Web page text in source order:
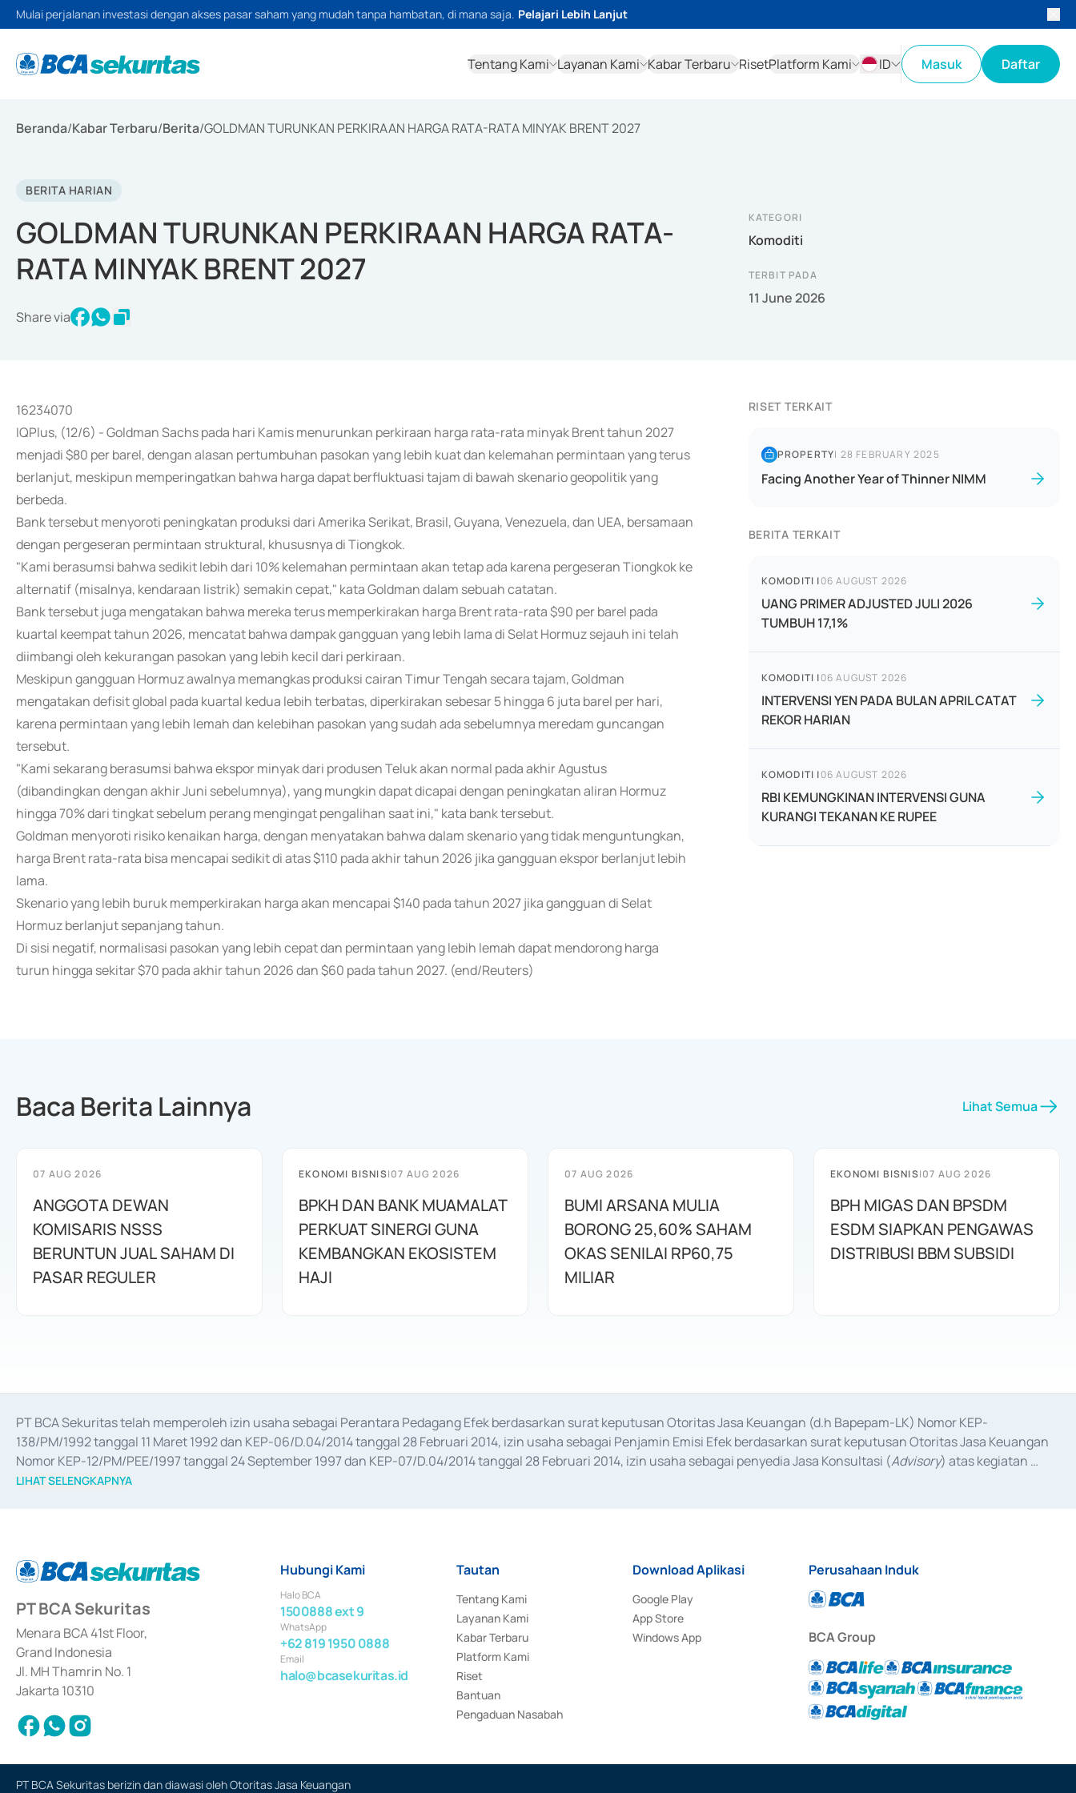
Mulai perjalanan investasi dengan akses pasar saham yang mudah tanpa hambatan, di mana saja. Pelajari Lebih Lanjut
Tentang Kami Layanan Kami Kabar Terbaru RisetPlatform Kami
ID
Masuk Daftar
Beranda/Kabar Terbaru/Berita/GOLDMAN TURUNKAN PERKIRAAN HARGA RATA-RATA MINYAK BRENT 2027
BERITA HARIAN
GOLDMAN TURUNKAN PERKIRAAN HARGA RATA-
RATA MINYAK BRENT 2027
Share via
KATEGORI
Komoditi
TERBIT PADA
11 June 2026
16234070
IQPlus, (12/6) - Goldman Sachs pada hari Kamis menurunkan perkiraan harga rata-rata minyak Brent tahun 2027
menjadi $80 per barel, dengan alasan pertumbuhan pasokan yang lebih kuat dan kelemahan permintaan yang terus
berlanjut, meskipun memperingatkan bahwa harga dapat berfluktuasi tajam di bawah skenario geopolitik yang
berbeda.
Bank tersebut menyoroti peningkatan produksi dari Amerika Serikat, Brasil, Guyana, Venezuela, dan UEA, bersamaan
dengan pergeseran permintaan struktural, khususnya di Tiongkok.
"Kami berasumsi bahwa sedikit lebih dari 10% kelemahan permintaan akan tetap ada karena pergeseran Tiongkok ke
alternatif (misalnya, kendaraan listrik) semakin cepat," kata Goldman dalam sebuah catatan.
Bank tersebut juga mengatakan bahwa mereka terus memperkirakan harga Brent rata-rata $90 per barel pada
kuartal keempat tahun 2026, mencatat bahwa dampak gangguan yang lebih lama di Selat Hormuz sejauh ini telah
diimbangi oleh kekurangan pasokan yang lebih kecil dari perkiraan.
Meskipun gangguan Hormuz awalnya memangkas produksi cairan Timur Tengah secara tajam, Goldman
mengatakan defisit global pada kuartal kedua lebih terbatas, diperkirakan sebesar 5 hingga 6 juta barel per hari,
karena permintaan yang lebih lemah dan kelebihan pasokan yang sudah ada sebelumnya meredam guncangan
tersebut.
"Kami sekarang berasumsi bahwa ekspor minyak dari produsen Teluk akan normal pada akhir Agustus
(dibandingkan dengan akhir Juni sebelumnya), yang mungkin dapat dicapai dengan peningkatan aliran Hormuz
hingga 70% dari tingkat sebelum perang mengingat pengalihan saat ini," kata bank tersebut.
Goldman menyoroti risiko kenaikan harga, dengan menyatakan bahwa dalam skenario yang tidak menguntungkan,
harga Brent rata-rata bisa mencapai sedikit di atas $110 pada akhir tahun 2026 jika gangguan ekspor berlanjut lebih
lama.
Skenario yang lebih buruk memperkirakan harga akan mencapai $140 pada tahun 2027 jika gangguan di Selat
Hormuz berlanjut sepanjang tahun.
Di sisi negatif, normalisasi pasokan yang lebih cepat dan permintaan yang lebih lemah dapat mendorong harga
turun hingga sekitar $70 pada akhir tahun 2026 dan $60 pada tahun 2027. (end/Reuters)
RISET TERKAIT
PROPERTY| 28 FEBRUARY 2025
Facing Another Year of Thinner NIMM
BERITA TERKAIT
KOMODITI |06 AUGUST 2026
UANG PRIMER ADJUSTED JULI 2026
TUMBUH 17,1%
KOMODITI |06 AUGUST 2026
INTERVENSI YEN PADA BULAN APRIL CATAT
REKOR HARIAN
KOMODITI |06 AUGUST 2026
RBI KEMUNGKINAN INTERVENSI GUNA
KURANGI TEKANAN KE RUPEE
Baca Berita Lainnya Lihat Semua
07 AUG 2026
ANGGOTA DEWAN
KOMISARIS NSSS
BERUNTUN JUAL SAHAM DI
PASAR REGULER
EKONOMI BISNIS|07 AUG 2026
BPKH DAN BANK MUAMALAT
PERKUAT SINERGI GUNA
KEMBANGKAN EKOSISTEM
HAJI
07 AUG 2026
BUMI ARSANA MULIA
BORONG 25,60% SAHAM
OKAS SENILAI RP60,75
MILIAR
EKONOMI BISNIS|07 AUG 2026
BPH MIGAS DAN BPSDM
ESDM SIAPKAN PENGAWAS
DISTRIBUSI BBM SUBSIDI
PT BCA Sekuritas telah memperoleh izin usaha sebagai Perantara Pedagang Efek berdasarkan surat keputusan Otoritas Jasa Keuangan (d.h Bapepam-LK) Nomor KEP-
138/PM/1992 tanggal 11 Maret 1992 dan KEP-06/D.04/2014 tanggal 28 Februari 2014, izin usaha sebagai Penjamin Emisi Efek berdasarkan surat keputusan Otoritas Jasa Keuangan
Nomor KEP-12/PM/PEE/1997 tanggal 24 September 1997 dan KEP-07/D.04/2014 tanggal 28 Februari 2014, izin usaha sebagai penyedia Jasa Konsultasi (Advisory) atas kegiatan
merger, akuisisi, divestasi, dan
LIHAT SELENGKAPNYA
PT BCA Sekuritas
Menara BCA 41st Floor,
Grand Indonesia
Jl. MH Thamrin No. 1
Jakarta 10310
Hubungi Kami
Halo BCA
1500888 ext 9
WhatsApp
+62 819 1950 0888
Email
halo@bcasekuritas.id
Tautan
Tentang Kami
Layanan Kami
Kabar Terbaru
Platform Kami
Riset
Bantuan
Pengaduan Nasabah
Download Aplikasi
Google Play
App Store
Windows App
Perusahaan Induk
BCA Group
PT BCA Sekuritas berizin dan diawasi oleh Otoritas Jasa Keuangan